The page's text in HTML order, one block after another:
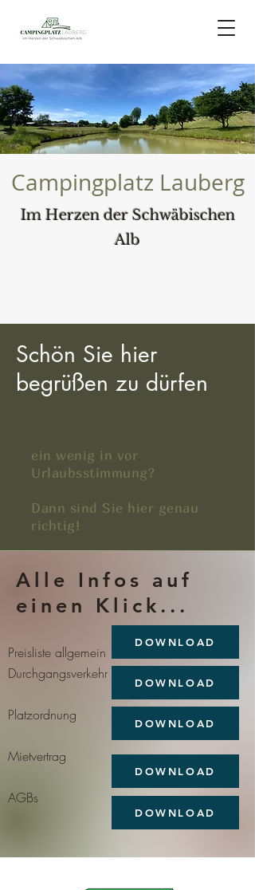
Campingplatz Lauberg
Im Herzen der Schwäbischen
Alb
Schön Sie hier
begrüßen zu dürfen
ein wenig in vor
Urlaubsstimmung?
Dann sind Sie hier genau
richtig!
Alle Infos auf
einen Klick...
Preisliste allgemein
Durchgangsverkehr
Platzordnung
Mietvertrag
AGBs
DOWNLOAD
DOWNLOAD
DOWNLOAD
DOWNLOAD
DOWNLOAD